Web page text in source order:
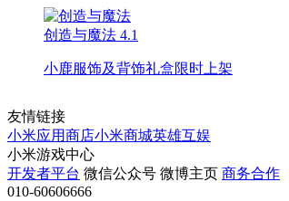
创造与魔法 4.1
小鹿服饰及背饰礼盒限时上架
友情链接
小米应用商店小米商城英雄互娱
小米游戏中心
开发者平台 微信公众号 微博主页 商务合作
010-60606666